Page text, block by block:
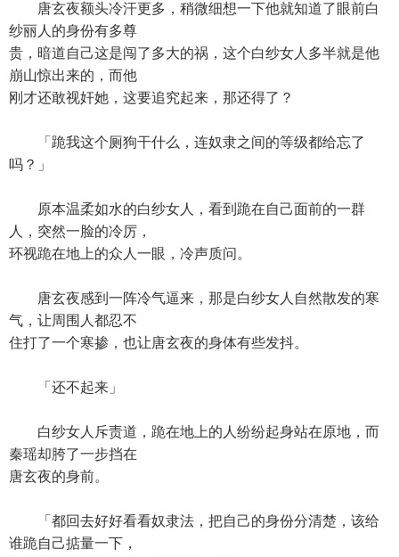
唐玄夜额头冷汗更多，稍微细想一下他就知道了眼前白
纱丽人的身份有多尊
贵，暗道自己这是闯了多大的祸，这个白纱女人多半就是他
崩山惊出来的，而他
刚才还敢视奸她，这要追究起来，那还得了？
「跪我这个厕狗干什么，连奴隶之间的等级都给忘了
吗？」
原本温柔如水的白纱女人，看到跪在自己面前的一群
人，突然一脸的冷厉，
环视跪在地上的众人一眼，冷声质问。
唐玄夜感到一阵冷气逼来，那是白纱女人自然散发的寒
气，让周围人都忍不
住打了一个寒掺，也让唐玄夜的身体有些发抖。
「还不起来」
白纱女人斥责道，跪在地上的人纷纷起身站在原地，而
秦瑶却胯了一步挡在
唐玄夜的身前。
「都回去好好看看奴隶法，把自己的身份分清楚，该给
谁跪自己掂量一下，